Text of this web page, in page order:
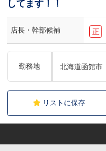
してます！！
店長・幹部候補 正
勤務地 北海道函館市
リストに保存